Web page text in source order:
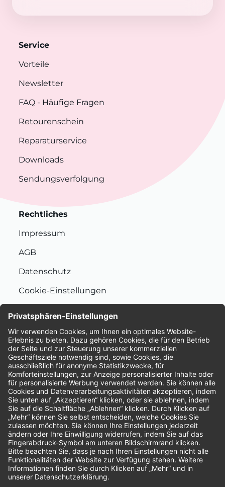
Service
Vorteile
Newsletter
FAQ - Häufige Fragen
Retourenschein
Reparaturservice
Downloads
Sendungsverfolgung
Rechtliches
Impressum
AGB
Datenschutz
Cookie-Einstellungen
Bewertungen